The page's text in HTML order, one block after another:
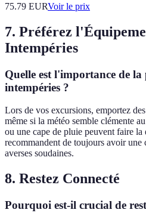
75.79 EURVoir le prix
7. Préférez
Intempéries
Quelle est l'importance de
intempéries ?
Lors de vos excursions, emportez
même si la météo semble clémente
ou une cape de pluie peuvent faire
recommandent de toujours avoir une
averses soudaines.
8. Restez Connecté
Pourquoi est-il crucial de